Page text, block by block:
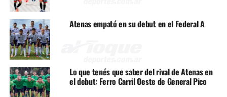
Atenas empató en su debut en el Federal A
Lo que tenés que saber del rival de Atenas en
el debut: Ferro Carril Oeste de General Pico